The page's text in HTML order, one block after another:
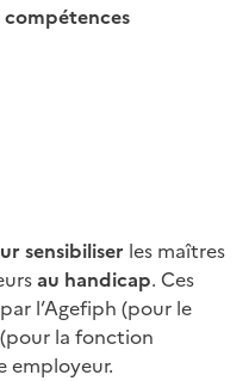
compétences
sensibiliser les maîtres
au handicap. Ces
l’Agefiph (pour le
la fonction
employeur.